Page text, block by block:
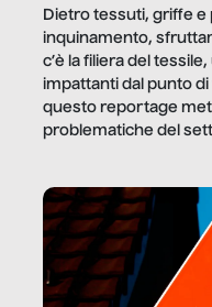
Dietro tessuti, griffe e
inquinamento,
c’è la filiera del
impattanti dal punto
questo reportage
problematiche del